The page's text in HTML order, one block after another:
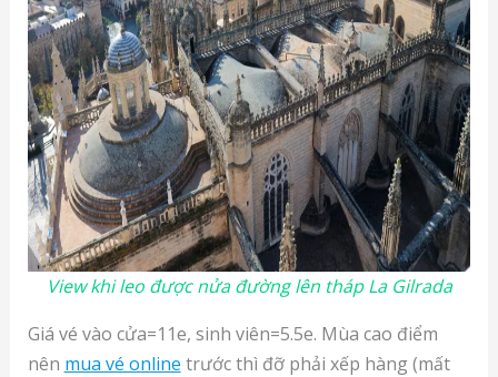
View khi leo được nửa đường lên tháp La Gilrada
Giá vé vào cửa=11e, sinh viên=5.5e. Mùa cao điểm
nên mua vé online trước thì đỡ phải xếp hàng (mất